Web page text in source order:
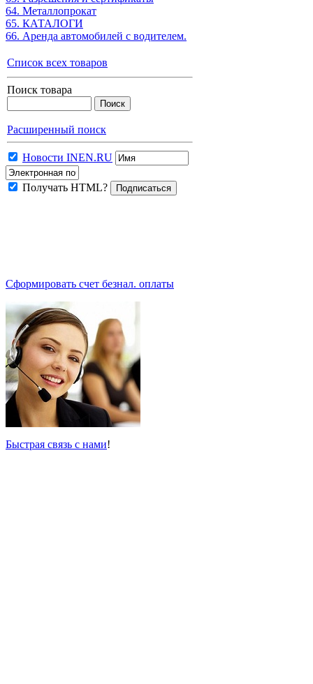
64. Металлопрокат
65. КАТАЛОГИ
66. Аренда автомобилей с водителем.
Список всех товаров
Поиск товара
Расширенный поиск
Новости INEN.RU
Получать HTML?
Сформировать счет безнал. оплаты
Быстрая связь с нами!